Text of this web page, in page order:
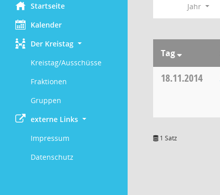
Startseite
Kalender
Der Kreistag
Kreistag/Ausschüsse
Fraktionen
Gruppen
externe Links
Impressum
Datenschutz
Jahr
Tag
18.11.2014
1 Satz